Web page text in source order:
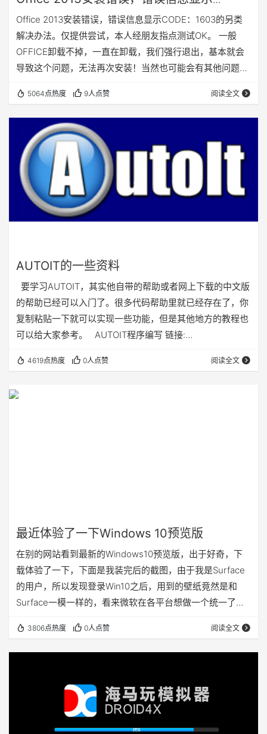
CODE：1603的另类解决办法。
Office 2013安装错误，错误信息显示CODE：1603的另类
解决办法。仅提供尝试，本人经朋友指点测试OK。 一般
OFFICE卸载不掉，一直在卸载，我们强行退出，基本就会
导致这个问题，无法再次安装！当然也可能会有其他问题导
故障依旧，至少我没解决这个问题。 后来尝试以下办法，安
装成功。大家都可以试试看。 1.找到OFFICE 2013完整的安
装包，执行安装程序，自定义安装，在安装选项这里将所有
的程序都点选成：不安装。如图红色叉叉 2.点击“立即安…
5064点热度 9人点赞 阅读全文
AUTOIT的一些资料
要学习AUTOIT，其实他自带的帮助或者网上下载的中文版
的帮助已经可以入门了。很多代码帮助里就已经存在了，你
复制粘贴一下就可以实现一些功能，但是其他地方的教程也
可以给大家参考。 AUTOIT程序编写 链接:
au3操作Access基础教程 链接:
器信息源码 链接: http://pan.…
4619点热度 0人点赞 阅读全文
最近体验了一下Windows 10预览版
在别的网站看到最新的Windows10预览版，出于好奇，下
载体验了一下，下面是我装完后的截图，由于我是Surface
的用户，所以发现登录Win10之后，用到的壁纸竟然是和
Surface一模一样的，看来微软在各平台想做一个统一了。
的开始菜单也总算是回归了，说真的挺喜欢Win10 的界面和
色彩的。别的功能我还没有尝试，所以没办法详细说清楚一
下面提供了ISO镜像和虚拟机软件。您可以自行在虚拟机里
面进行测试Window…
3806点热度 0人点赞 阅读全文